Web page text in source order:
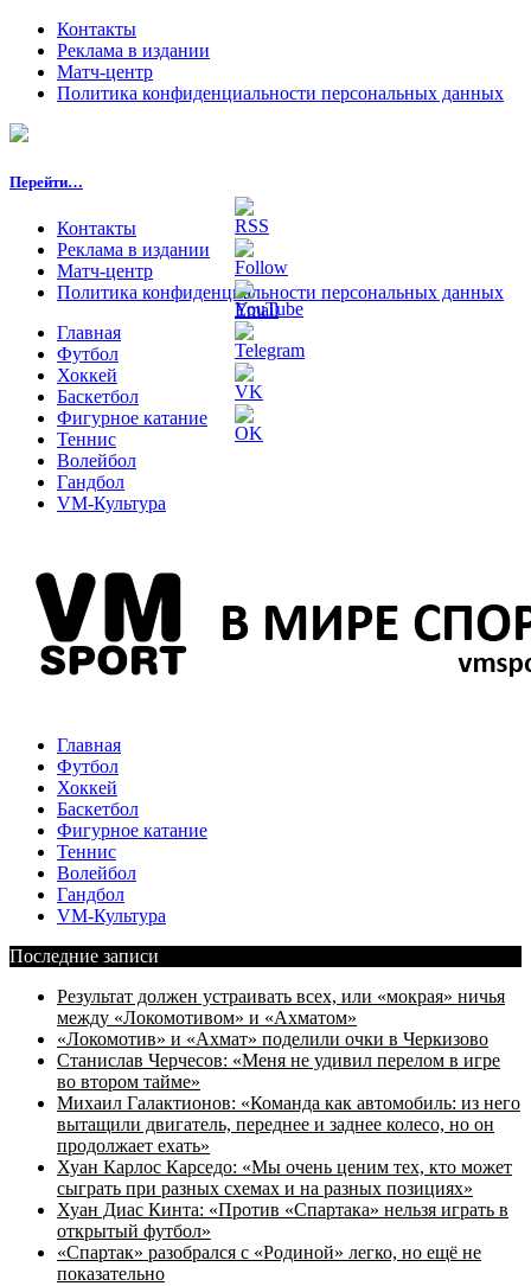
Контакты
Реклама в издании
Матч-центр
Политика конфиденциальности персональных данных
Перейти…
Контакты
Реклама в издании
Матч-центр
Политика конфиденциальности персональных данных
Главная
Футбол
Хоккей
Баскетбол
Фигурное катание
Теннис
Волейбол
Гандбол
VM-Культура
Главная
Футбол
Хоккей
Баскетбол
Фигурное катание
Теннис
Волейбол
Гандбол
VM-Культура
Последние записи
Результат должен устраивать всех, или «мокрая» ничья
между «Локомотивом» и «Ахматом»
«Локомотив» и «Ахмат» поделили очки в Черкизово
Станислав Черчесов: «Меня не удивил перелом в игре
во втором тайме»
Михаил Галактионов: «Команда как автомобиль: из него
вытащили двигатель, переднее и заднее колесо, но он
продолжает ехать»
Хуан Карлос Карседо: «Мы очень ценим тех, кто может
сыграть при разных схемах и на разных позициях»
Хуан Диас Кинта: «Против «Спартака» нельзя играть в
открытый футбол»
«Спартак» разобрался с «Родиной» легко, но ещё не
показательно